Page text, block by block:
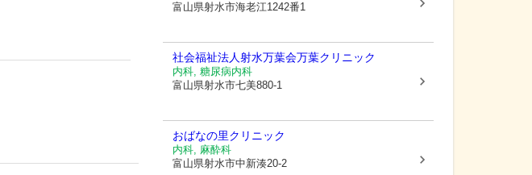
富山県射水市海老江1242番1
社会福祉法人射水万葉会万葉クリニック
内科, 糖尿病内科
富山県射水市七美880-1
おばなの里クリニック
内科, 麻酔科
富山県射水市中新湊20-2